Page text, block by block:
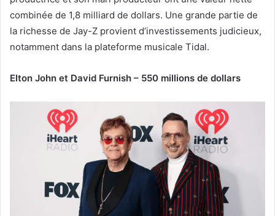
combinée de 1,8 milliard de dollars. Une grande partie de
la richesse de Jay-Z provient d’investissements judicieux,
notamment dans la plateforme musicale Tidal.
Elton John et David Furnish – 550 millions de dollars